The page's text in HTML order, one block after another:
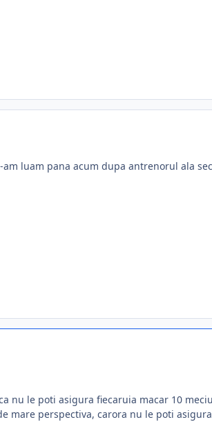
am luam pana acum dupa antrenorul ala
nu le poti asigura fiecaruia macar 10
mare perspectiva, carora nu le poti